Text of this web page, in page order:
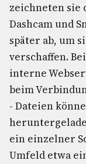
zeichneten sie
Dashcam und
später ab, um
verschaffen.
interne
beim
- Dateien
ein einzelner
Umfeld etwa